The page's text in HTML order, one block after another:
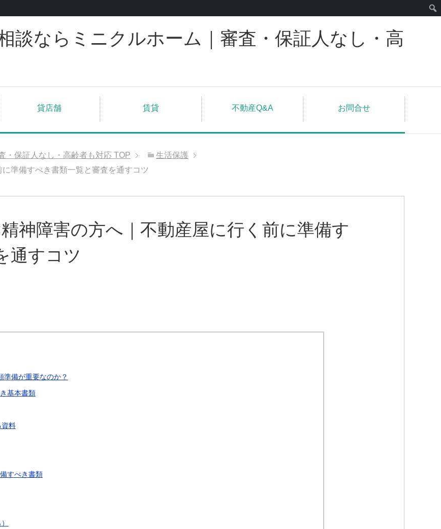
談ならミニクルホーム｜審査・保証人なし・高
貸店舗 賃貸 不動産Q&A お問合せ
・保証人なし・高齢者も対応 TOP
生活保護
準備すべき書類一覧と審査を通すコツ
精神障害の方へ｜不動産屋に行く前に準備す
通すコツ
準備が重要なのか？
基本書類
料
すべき書類